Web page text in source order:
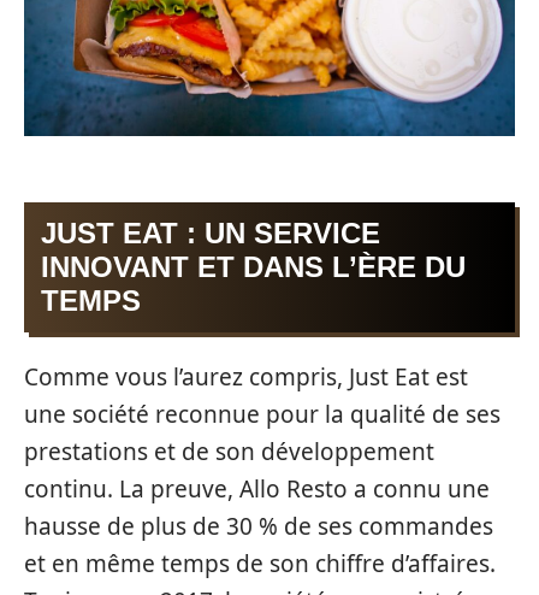
JUST EAT : UN SERVICE
INNOVANT ET DANS L’ÈRE DU
TEMPS
Comme vous l’aurez compris, Just Eat est
une société reconnue pour la qualité de ses
prestations et de son développement
continu. La preuve, Allo Resto a connu une
hausse de plus de 30 % de ses commandes
et en même temps de son chiffre d’affaires.